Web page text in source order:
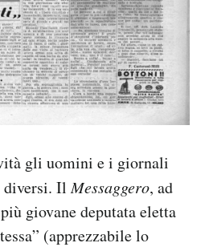
gli uomini e i giornali
diversi. IlMessaggero, ad
giovane deputata eletta
(apprezzabile lo